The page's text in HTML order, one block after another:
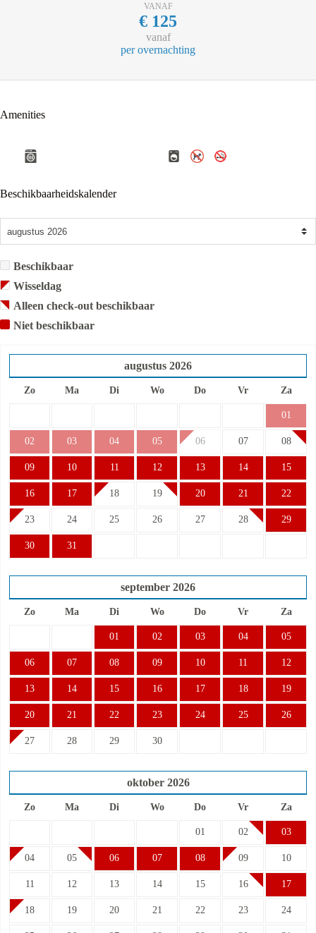
VANAF
€ 125
vanaf
per overnachting
Amenities
Beschikbaarheidskalender
Beschikbaar
Wisseldag
Alleen check-out beschikbaar
Niet beschikbaar
augustus 2026
Zo Ma Di Wo Do Vr Za
01
02 03 04 05 06 07 08
09 10 11 12 13 14 15
16 17 18 19 20 21 22
23 24 25 26 27 28 29
30 31
september 2026
Zo Ma Di Wo Do Vr Za
01 02 03 04 05
06 07 08 09 10 11 12
13 14 15 16 17 18 19
20 21 22 23 24 25 26
27 28 29 30
oktober 2026
Zo Ma Di Wo Do Vr Za
01 02 03
04 05 06 07 08 09 10
11 12 13 14 15 16 17
18 19 20 21 22 23 24